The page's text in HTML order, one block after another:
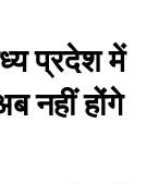
प्रदेश में
नहीं होंगे